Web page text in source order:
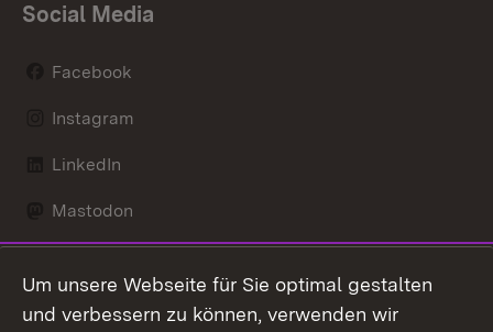
Social Media
Facebook
Instagram
LinkedIn
Mastodon
X / Twitter
Um unsere Webseite für Sie optimal gestalten
und verbessern zu können, verwenden wir